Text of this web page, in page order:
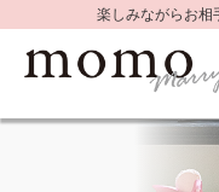
楽しみながらお相